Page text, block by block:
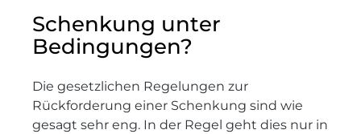
Schenkung unter
Bedingungen?
Die gesetzlichen Regelungen zur
Rückforderung einer Schenkung sind wie
gesagt sehr eng. In der Regel geht dies nur in